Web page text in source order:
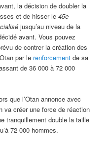
la décision de doubler la
et de hisser le 45e
jusqu’au niveau de la
avant. Vous pouvez
de contrer la création des
par le renforcement de sa
de 36 000 à 72 000
que l’Otan annonce avec
va créer une force de réaction
tranquillement double la taille
72 000 hommes.